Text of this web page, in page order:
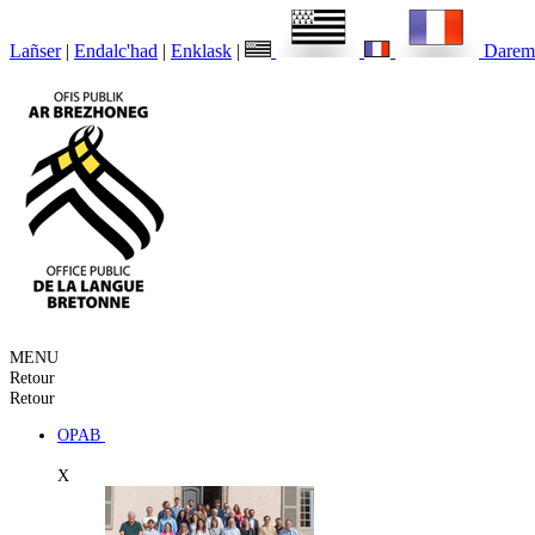
Lañser | Endalc'had | Enklask |
MENU
Retour
Retour
OPAB
X